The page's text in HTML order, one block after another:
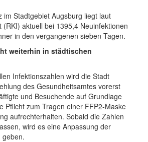
im Stadtgebiet Augsburg liegt laut
(RKI) aktuell bei 1395,4 Neuinfektionen
in den vergangenen sieben Tagen.
weiterhin in städtischen
Infektionszahlen wird die Stadt
des Gesundheitsamtes vorerst
und Besuchende auf Grundlage
Pflicht zum Tragen einer FFP2-Maske
aufrechterhalten. Sobald die Zahlen
wird es eine Anpassung der
geben.